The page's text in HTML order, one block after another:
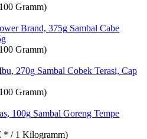
Gramm)
Sambal Cabe
Gramm)
Sambal Cobek Terasi, Cap
Gramm)
Sambal Goreng Tempe
* / 1 Kilogramm)